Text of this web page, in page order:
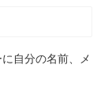
自分の名前、メ